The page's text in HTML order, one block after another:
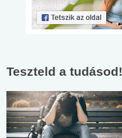
Teszteld a tudásod!